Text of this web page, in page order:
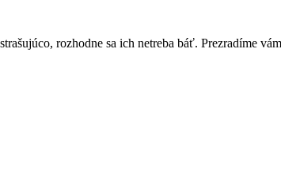
rozhodne sa ich netreba báť. Prezradíme